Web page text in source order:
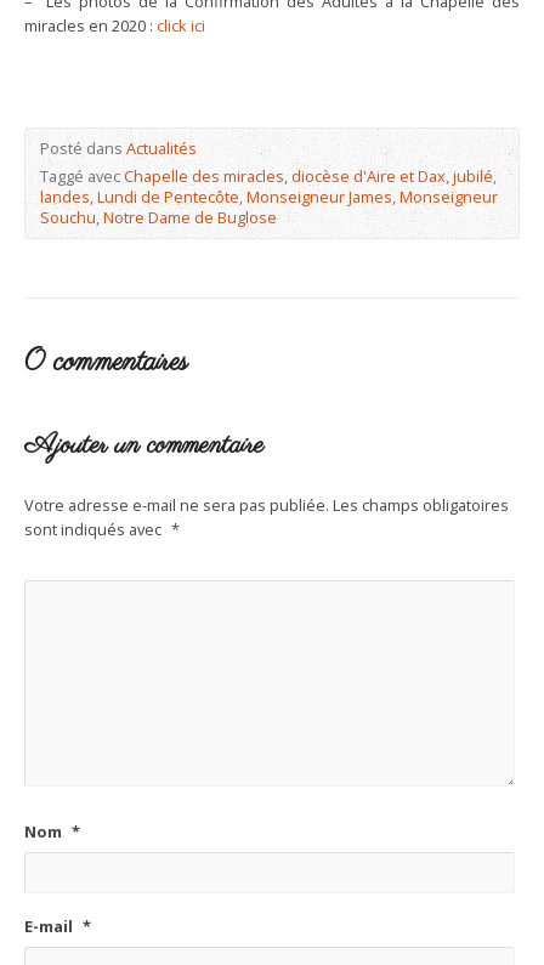
miracles en 2020 : click ici
Posté dansActualités
Taggé avecChapelle des miracles,diocèse d'Aire et Dax,jubilé,
landes,Lundi de Pentecôte,Monseigneur James,Monseigneur
Souchu,Notre Dame de Buglose
0 commentaires
Ajouter un commentaire
Votre adresse e-mail ne sera pas publiée. Les champs obligatoires
sont indiqués avec *
Nom *
E-mail *